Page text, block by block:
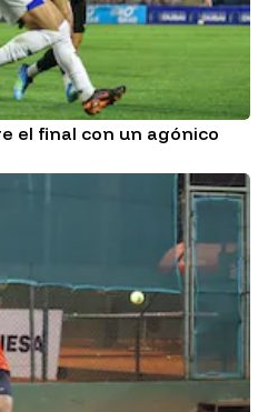
el final con un agónico